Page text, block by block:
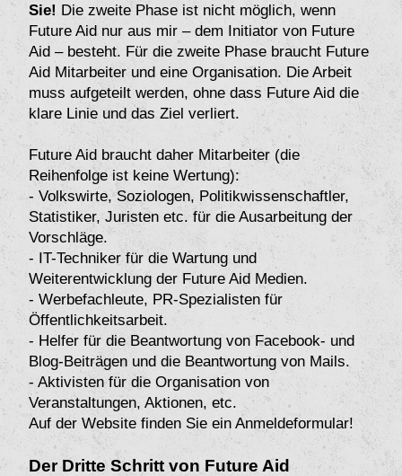
Sie! Die zweite Phase ist nicht möglich, wenn
Future Aid nur aus mir – dem Initiator von Future
Aid – besteht. Für die zweite Phase braucht Future
Aid Mitarbeiter und eine Organisation. Die Arbeit
muss aufgeteilt werden, ohne dass Future Aid die
klare Linie und das Ziel verliert.
Future Aid braucht daher Mitarbeiter (die
Reihenfolge ist keine Wertung):
- Volkswirte, Soziologen, Politikwissenschaftler,
Statistiker, Juristen etc. für die Ausarbeitung der
Vorschläge.
- IT-Techniker für die Wartung und
Weiterentwicklung der Future Aid Medien.
- Werbefachleute, PR-Spezialisten für
Öffentlichkeitsarbeit.
- Helfer für die Beantwortung von Facebook- und
Blog-Beiträgen und die Beantwortung von Mails.
- Aktivisten für die Organisation von
Veranstaltungen, Aktionen, etc.
Auf der Website finden Sie ein Anmeldeformular!
Der Dritte Schritt von Future Aid